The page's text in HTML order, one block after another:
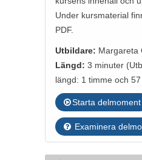
Under kursmaterial
PDF.
Utbildare: Margareta
Längd: 3 minuter
längd: 1 timme och
Starta delmoment
Examinera